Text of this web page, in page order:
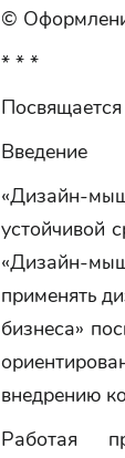
©
* * *
Введение
«Дизайн-
устойчивой
«Дизайн-
применять
бизнеса»
внедрению
Работая